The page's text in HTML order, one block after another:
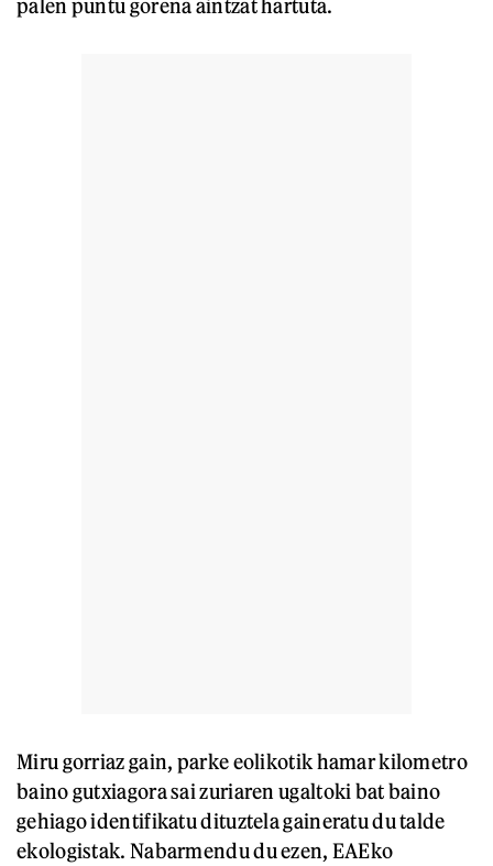
palen puntu gorena aintzat hartuta.
Miru gorriaz gain, parke eolikotik hamar kilometro
baino gutxiagora sai zuriaren ugaltoki bat baino
gehiago identifikatu dituztela gaineratu du talde
ekologistak. Nabarmendu du ezen, EAEko